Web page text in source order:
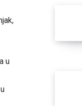
u